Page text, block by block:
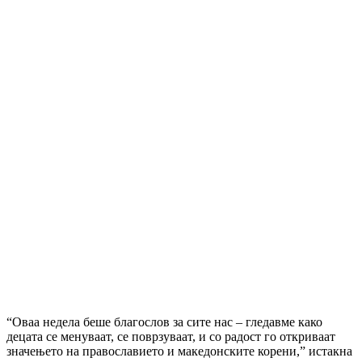
“Оваа недела беше благослов за сите нас – гледавме како
децата се менуваат, се поврзуваат, и со радост го откриваат
значењето на православието и македонските корени,” истакна